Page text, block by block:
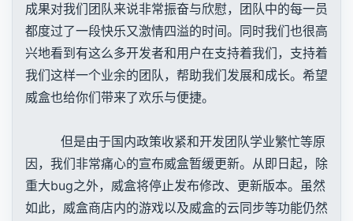
成果对我们团队来说非常振奋与欣慰，团队中的每一员
都度过了一段快乐又激情四溢的时间。同时我们也很高
兴地看到有这么多开发者和用户在支持着我们，支持着
我们这样一个业余的团队，帮助我们发展和成长。希望
威盒也给你们带来了欢乐与便捷。
但是由于国内政策收紧和开发团队学业繁忙等原
因，我们非常痛心的宣布威盒暂缓更新。从即日起，除
重大bug之外，威盒将停止发布修改、更新版本。虽然
如此，威盒商店内的游戏以及威盒的云同步等功能仍然